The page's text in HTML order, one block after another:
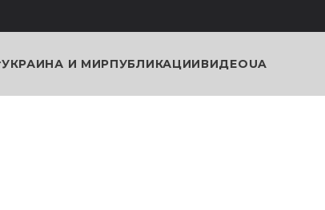
УКРАИНА И МИРПУБЛИКАЦИИВИДЕОUA